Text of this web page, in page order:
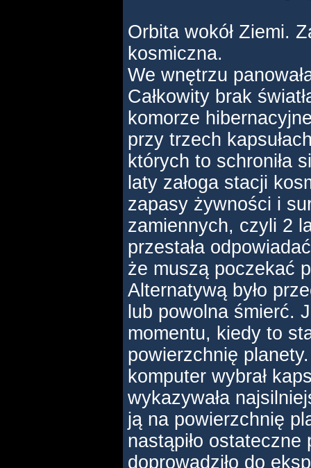
Orbita wokół Ziemi.
kosmiczna.
We wnętrzu
Całkowity brak
komorze
przy trzech
których to schroniła
laty załoga stacji
zapasy żywności i
zamiennych, czyli 2
przestała
że muszą poczekać
Alternatywą było
lub powolna śmierć.
momentu, kiedy to
powierzchnię
komputer wybrał
wykazywała
ją na powierzchnię
nastąpiło
doprowadziło do